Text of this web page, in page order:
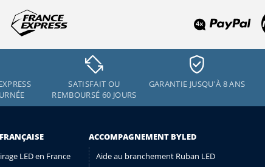
SATISFAIT OU
REMBOURSÉ 60 JOURS
GARANTIE JUSQU'À 8 ANS
LED en France
ACCOMPAGNEMENT BYLED
Aide au branchement Ruban LED